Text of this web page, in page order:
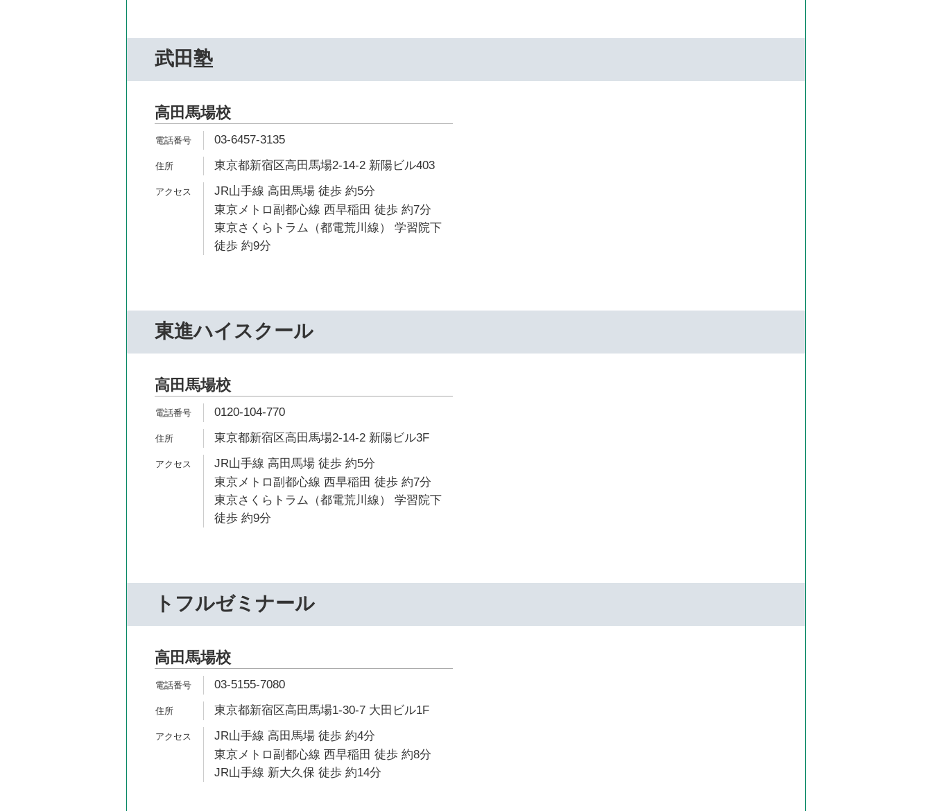
武田塾
高田馬場校
03-6457-3135
東京都新宿区高田馬場2-14-2 新陽ビル403
JR山手線 高田馬場 徒歩 約5分
東京メトロ副都心線 西早稲田 徒歩 約7分
東京さくらトラム（都電荒川線） 学習院下
徒歩 約9分
東進ハイスクール
高田馬場校
0120-104-770
東京都新宿区高田馬場2-14-2 新陽ビル3F
JR山手線 高田馬場 徒歩 約5分
東京メトロ副都心線 西早稲田 徒歩 約7分
東京さくらトラム（都電荒川線） 学習院下
徒歩 約9分
トフルゼミナール
高田馬場校
03-5155-7080
東京都新宿区高田馬場1-30-7 大田ビル1F
JR山手線 高田馬場 徒歩 約4分
東京メトロ副都心線 西早稲田 徒歩 約8分
JR山手線 新大久保 徒歩 約14分